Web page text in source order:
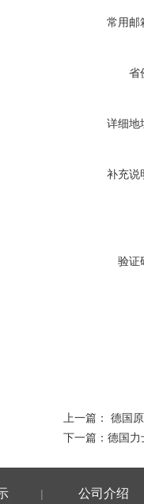
常用邮
省
详细地
补充说
验证
上一篇： 德国
下一篇： 德国力
| 公司介绍